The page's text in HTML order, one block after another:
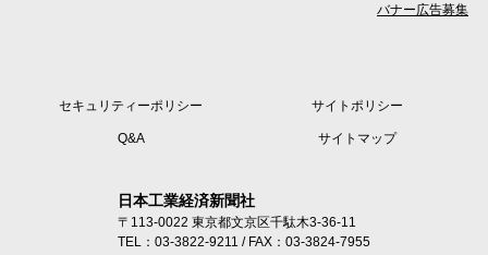
バナー広告募集
セキュリティーポリシー サイトポリシー
Q&A サイトマップ
日本工業経済新聞社
〒113-0022 東京都文京区千駄木3-36-11
TEL：03-3822-9211 / FAX：03-3824-7955